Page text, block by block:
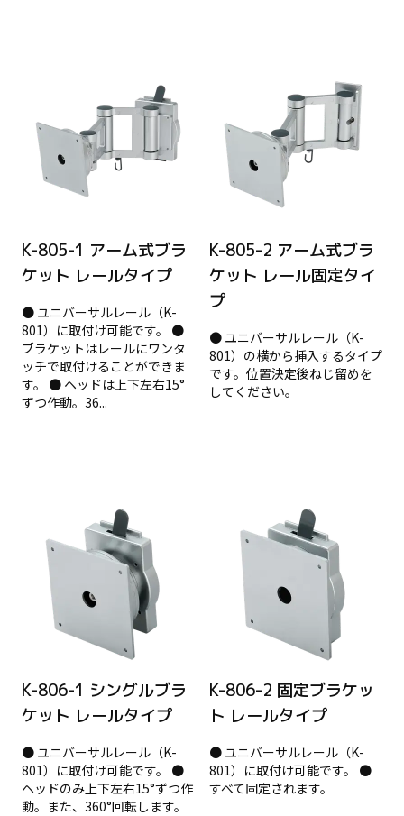
K-805-1 アーム式ブラ
ケット レールタイプ
● ユニバーサルレール（K-
801）に取付け可能です。 ●
ブラケットはレールにワンタ
ッチで取付けることができま
す。 ● ヘッドは上下左右15°
ずつ作動。36...
K-805-2 アーム式ブラ
ケット レール固定タイ
プ
● ユニバーサルレール（K-
801）の横から挿入するタイプ
です。位置決定後ねじ留めを
してください。
K-806-1 シングルブラ
ケット レールタイプ
● ユニバーサルレール（K-
801）に取付け可能です。 ●
ヘッドのみ上下左右15°ずつ作
動。また、360°回転します。
K-806-2 固定ブラケッ
ト レールタイプ
● ユニバーサルレール（K-
801）に取付け可能です。 ●
すべて固定されます。